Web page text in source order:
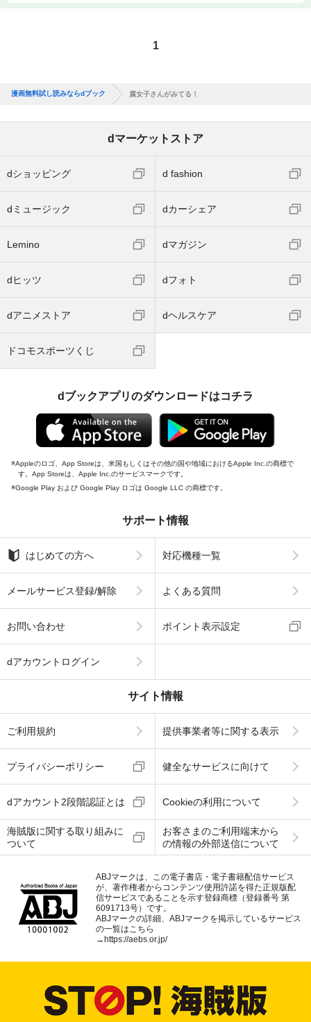
1
漫画無料試し読みならdブック 腐女子さんがみてる！
dマーケットストア
dショッピング d fashion
dミュージック dカーシェア
Lemino dマガジン
dヒッツ dフォト
dアニメストア dヘルスケア
ドコモスポーツくじ
dブックアプリのダウンロードはコチラ
Appleのロゴ、App Storeは、米国もしくはその他の国や地域におけるApple Inc.の商標で
す。App Storeは、Apple Inc.のサービスマークです。
Google Play および Google Play ロゴは Google LLC の商標です。
サポート情報
はじめての方へ 対応機種一覧
メールサービス登録/解除 よくある質問
お問い合わせ ポイント表示設定
dアカウントログイン
サイト情報
ご利用規約 提供事業者等に関する表示
プライバシーポリシー 健全なサービスに向けて
dアカウント2段階認証とは Cookieの利用について
海賊版に関する取り組みに
ついて
お客さまのご利用端末から
の情報の外部送信について
ABJマークは、この電子書店・電子書籍配信サービス
が、著作権者からコンテンツ使用許諾を得た正規版配
信サービスであることを示す登録商標（登録番号 第
6091713号）です。
ABJマークの詳細、ABJマークを掲示しているサービス
の一覧はこちら
→https://aebs.or.jp/